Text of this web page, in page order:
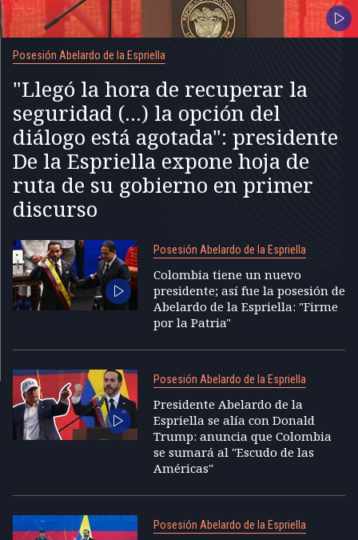
Posesión Abelardo de la Espriella
"Llegó la hora de recuperar la
seguridad (...) la opción del
diálogo está agotada": presidente
De la Espriella expone hoja de
ruta de su gobierno en primer
discurso
Posesión Abelardo de la Espriella
Colombia tiene un nuevo
presidente; así fue la posesión de
Abelardo de la Espriella: "Firme
por la Patria"
Posesión Abelardo de la Espriella
Presidente Abelardo de la
Espriella se alía con Donald
Trump: anuncia que Colombia
se sumará al "Escudo de las
Américas"
Posesión Abelardo de la Espriella